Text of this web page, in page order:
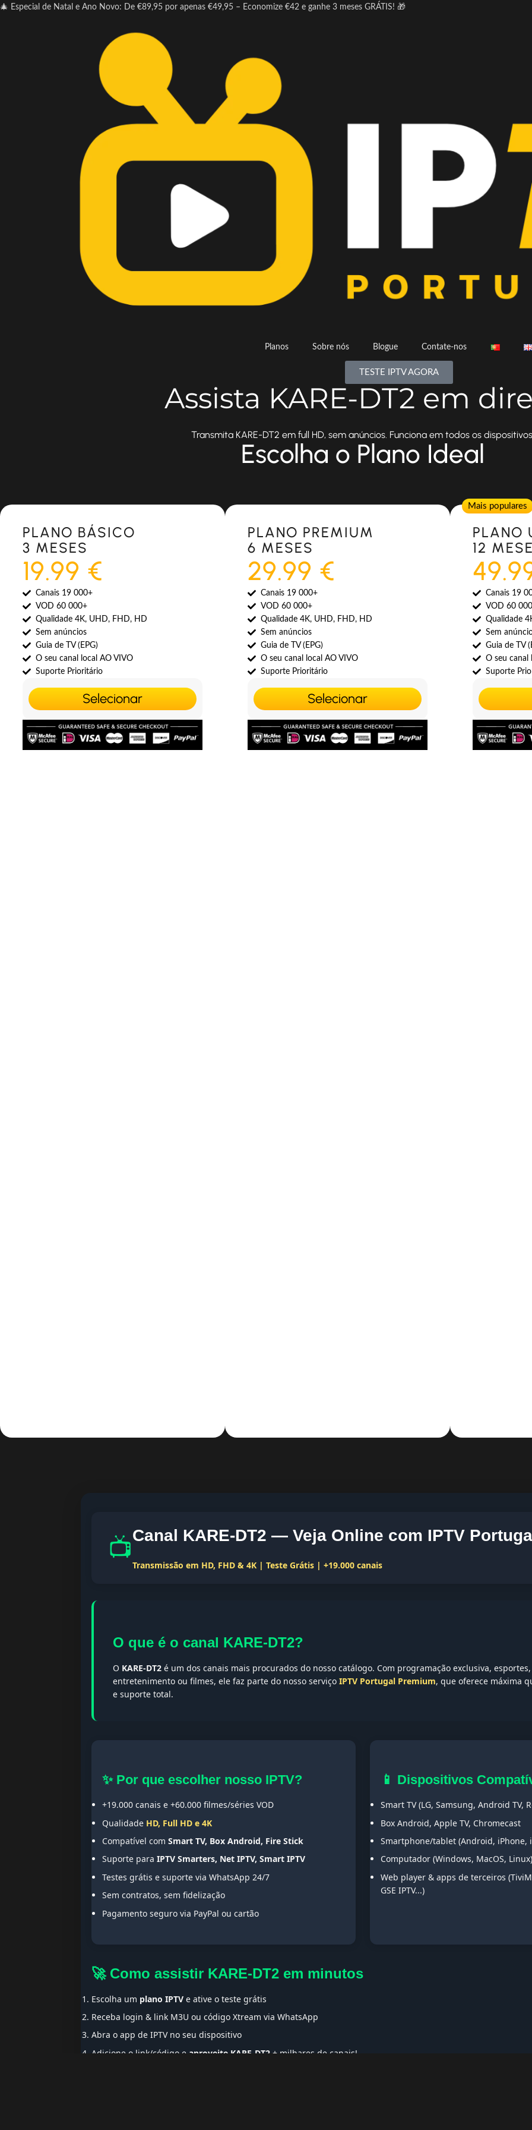
🎄 Especial de Natal e Ano Novo: De €89,95 por apenas €49,95 – Economize €42 e ganhe 3 meses GRÁTIS! 🎁
Planos Sobre nós Blogue Contate-nos
TESTE IPTV AGORA
Assista KARE-DT2 em
Transmita KARE-DT2 em full HD, sem anúncios. Funciona em todos os
Escolha o Plano Ideal
Most Popular
PLANO BÁSICO
3 MESES
19.99 €
Canais 19 000+
VOD 60 000+
Qualidade 4K, UHD, FHD, HD
Sem anúncios
Guia de TV (EPG)
O seu canal local AO VIVO
Suporte Prioritário
Selecionar
Most Popular
PLANO PREMIUM
6 MESES
29.99 €
Canais 19 000+
VOD 60 000+
Qualidade 4K, UHD, FHD, HD
Sem anúncios
Guia de TV (EPG)
O seu canal local AO VIVO
Suporte Prioritário
Selecionar
Mais populares
PLANO
12
Canais 19
VOD 60
Qualidade
Sem
Guia de TV
O seu canal
Suporte
📺Canal KARE-DT2 — Veja Online com IPTV
Transmissão em HD, FHD & 4K | Teste Grátis | +19.000 canais
O que é o canal KARE-DT2?
O KARE-DT2 é um dos canais mais procurados do nosso catálogo. Com programação exclusiva,
entretenimento ou filmes, ele faz parte do nosso serviço IPTV Portugal Premium, que oferece máxima
e suporte total.
✨ Por que escolher nosso IPTV?
+19.000 canais e +60.000 filmes/séries VOD
Qualidade HD, Full HD e 4K
Compatível com Smart TV, Box Android, Fire Stick
Suporte para IPTV Smarters, Net IPTV, Smart IPTV
Testes grátis e suporte via WhatsApp 24/7
Sem contratos, sem fidelização
Pagamento seguro via PayPal ou cartão
📱 Dispositivos
Smart TV (LG, Samsung, Android TV,
Box Android, Apple TV, Chromecast
Smartphone/tablet (Android, iPhone,
Computador (Windows, MacOS, Linux)
Web player & apps de terceiros
GSE IPTV...)
🚀 Como assistir KARE-DT2 em minutos
Escolha um plano IPTV e ative o teste grátis
Receba login & link M3U ou código Xtream via WhatsApp
Abra o app de IPTV no seu dispositivo
Adicione o link/código e aproveite KARE-DT2 + milhares de canais!